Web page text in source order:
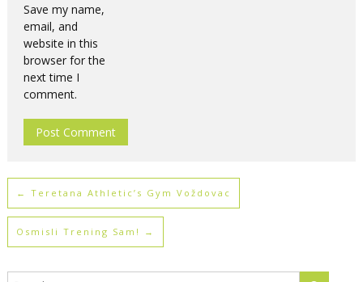
Save my name,
email, and
website in this
browser for the
next time I
comment.
← Teretana Athletic’s Gym Voždovac
Osmisli Trening Sam! →